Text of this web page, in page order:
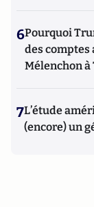
6Pourquoi
des comptes
Mélenchon à
7L’étude
(encore) un